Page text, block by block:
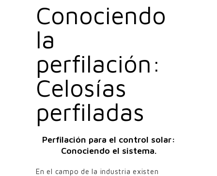
Conociendo
la
perfilación:
Celosías
perfiladas
Perfilación para el control solar:
Conociendo el sistema.
En el campo de la industria existen